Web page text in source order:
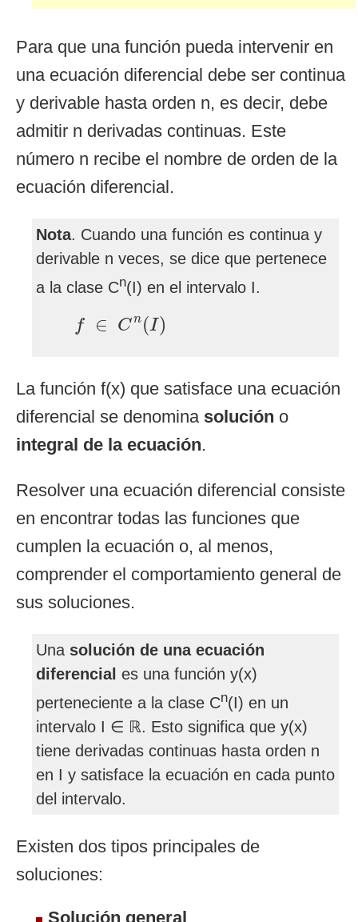
Para que una función pueda intervenir en
una ecuación diferencial debe ser continua
y derivable hasta orden n, es decir, debe
admitir n derivadas continuas. Este
número n recibe el nombre de orden de la
ecuación diferencial.
Nota. Cuando una función es continua y
derivable n veces, se dice que pertenece
a la clase Cn(I) en el intervalo I.
f ∈ Cn (I)
f ∈ Cn(I)
La función f(x) que satisface una ecuación
diferencial se denomina solución o
integral de la ecuación.
Resolver una ecuación diferencial consiste
en encontrar todas las funciones que
cumplen la ecuación o, al menos,
comprender el comportamiento general de
sus soluciones.
Una solución de una ecuación
diferencial es una función y(x)
perteneciente a la clase Cn(I) en un
intervalo I ∈ ℝ. Esto significa que y(x)
tiene derivadas continuas hasta orden n
en I y satisface la ecuación en cada punto
del intervalo.
Existen dos tipos principales de
soluciones:
Solución general